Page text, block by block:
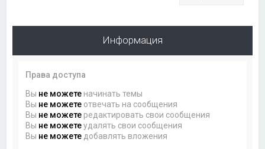
Информация
Права доступа
Вы не можете начинать темы
Вы не можете отвечать на сообщения
Вы не можете редактировать свои сообщения
Вы не можетеудалять свои сообщения
Вы не можете добавлять вложения